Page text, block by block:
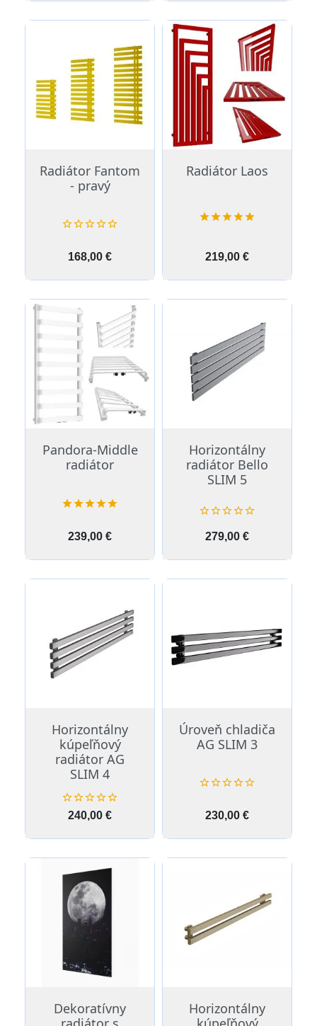
Radiátor Fantom
- pravý

Cena
168,00 €
Radiátor Laos

Cena
219,00 €
Pandora-Middle
radiátor

Cena
239,00 €
Horizontálny
radiátor Bello
SLIM 5

Cena
279,00 €
Horizontálny
kúpeľňový
radiátor AG
SLIM 4

Cena
240,00 €
Úroveň chladiča
AG SLIM 3

Cena
230,00 €
Dekoratívny
Horizontálny